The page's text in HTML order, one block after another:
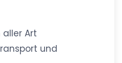
Art
und